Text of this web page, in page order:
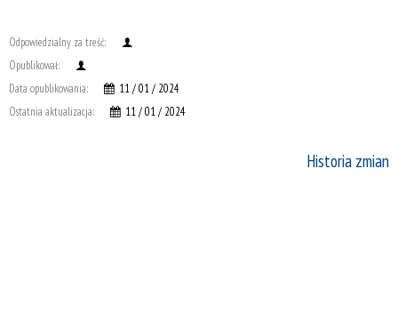
Odpowiedzialny za treść:
Opublikował:
Data opublikowania:
11 / 01 / 2024
Ostatnia aktualizacja:
11 / 01 / 2024
Historia zmian